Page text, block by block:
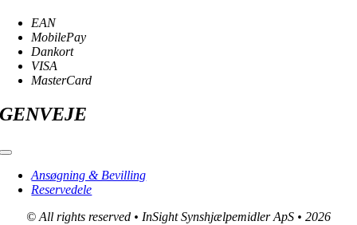
EAN
MobilePay
Dankort
VISA
MasterCard
GENVEJE
Toggle
NavigationAnsøgning & Bevilling
Reservedele
© All rights reserved • InSight Synshjælpemidler ApS • 2026